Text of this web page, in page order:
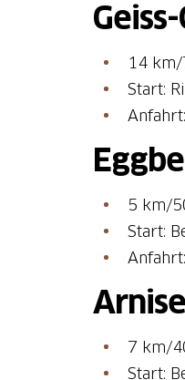
14
Start:
5 km/
Start:
7 km/
Start: